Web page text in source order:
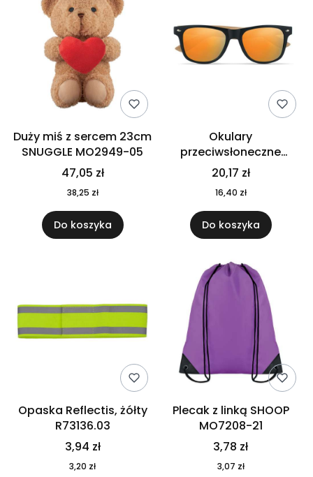
Duży miś z sercem 23cm
SNUGGLE MO2949-05
47,05 zł
38,25 zł
Do koszyka
Okulary
przeciwsłoneczne
CALIFORNIA TOUCH
MO9617-10
20,17 zł
16,40 zł
Do koszyka
Opaska Reflectis, żółty
R73136.03
3,94 zł
3,20 zł
Plecak z linką SHOOP
MO7208-21
3,78 zł
3,07 zł